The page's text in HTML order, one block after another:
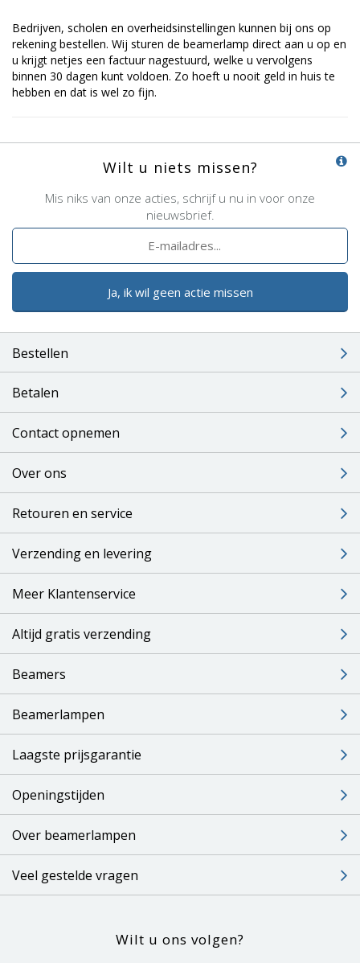
Bedrijven, scholen en overheidsinstellingen kunnen bij ons op
rekening bestellen. Wij sturen de beamerlamp direct aan u op en
u krijgt netjes een factuur nagestuurd, welke u vervolgens
binnen 30 dagen kunt voldoen. Zo hoeft u nooit geld in huis te
hebben en dat is wel zo fijn.
Wilt u niets missen?
Mis niks van onze acties, schrijf u nu in voor onze
nieuwsbrief.
Ja, ik wil geen actie missen
Bestellen
Betalen
Contact opnemen
Over ons
Retouren en service
Verzending en levering
Meer Klantenservice
Altijd gratis verzending
Beamers
Beamerlampen
Laagste prijsgarantie
Openingstijden
Over beamerlampen
Veel gestelde vragen
Wilt u ons volgen?